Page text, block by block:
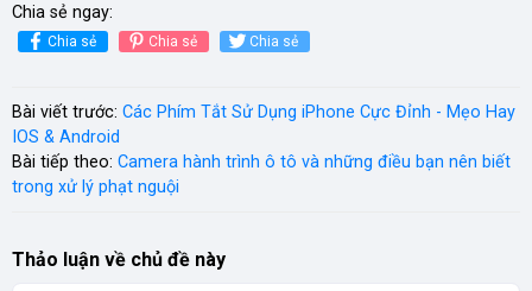
Chia sẻ ngay:
Chia sẻ Chia sẻ Chia sẻ
Bài viết trước: Các Phím Tắt Sử Dụng iPhone Cực Đỉnh - Mẹo Hay
IOS & Android
Bài tiếp theo: Camera hành trình ô tô và những điều bạn nên biết
trong xử lý phạt nguội
Thảo luận về chủ đề này